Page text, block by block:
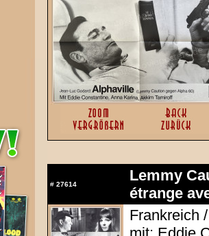
# 27614
Lemmy
étrange
Frankreich